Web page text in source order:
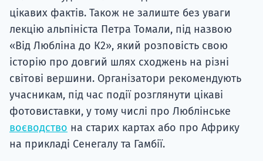
цікавих фактів. Також не залиште без уваги
лекцію альпініста Петра Томали, під назвою
«Від Любліна до К2», який розповість свою
історію про довгий шлях сходжень на різні
світові вершини. Організатори рекомендують
учасникам, під час події розглянути цікаві
фотовиставки, у тому числі про Люблінське
воєводство на старих картах або про Африку
на прикладі Сенегалу та Гамбії.